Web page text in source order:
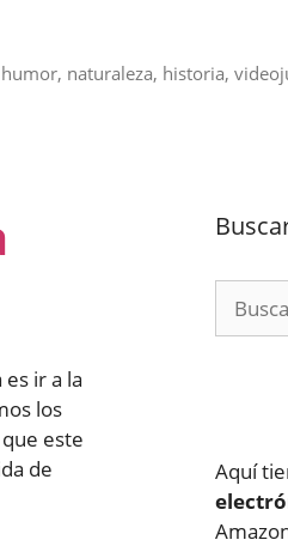
naturaleza, historia,
ir a la
los
este
de
Aquí